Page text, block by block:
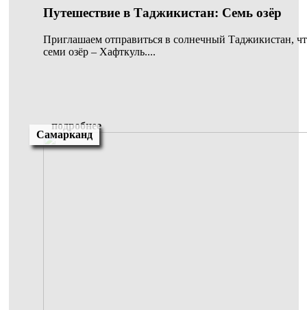
Путешествие в Таджикистан: Семь озёр
Приглашаем отправиться в солнечный Таджикистан,
семи озёр – Хафткуль....
подробнее
Самарканд